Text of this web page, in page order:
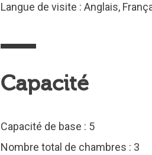
Langue de visite : Anglais,
Capacité
Capacité de base : 5
Nombre total de chambres : 3